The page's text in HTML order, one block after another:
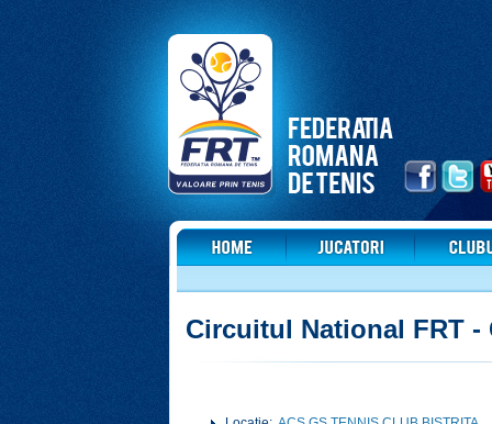
Circuitul National FRT -